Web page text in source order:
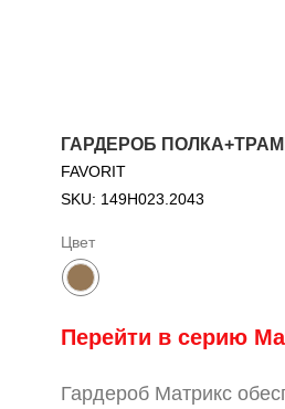
ГАРДЕРОБ
FAVORIT
SKU: 149Н023.2043
Цвет
Перейти в серию
Гардероб Матрикс